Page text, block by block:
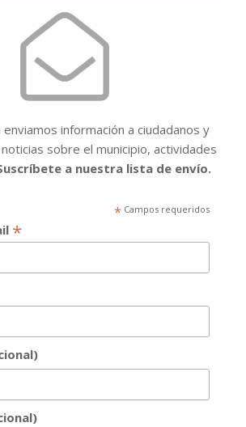
enviamos información a ciudadanos y
sobre el municipio, actividades
a nuestra lista de envío.
*Campos requeridos
*